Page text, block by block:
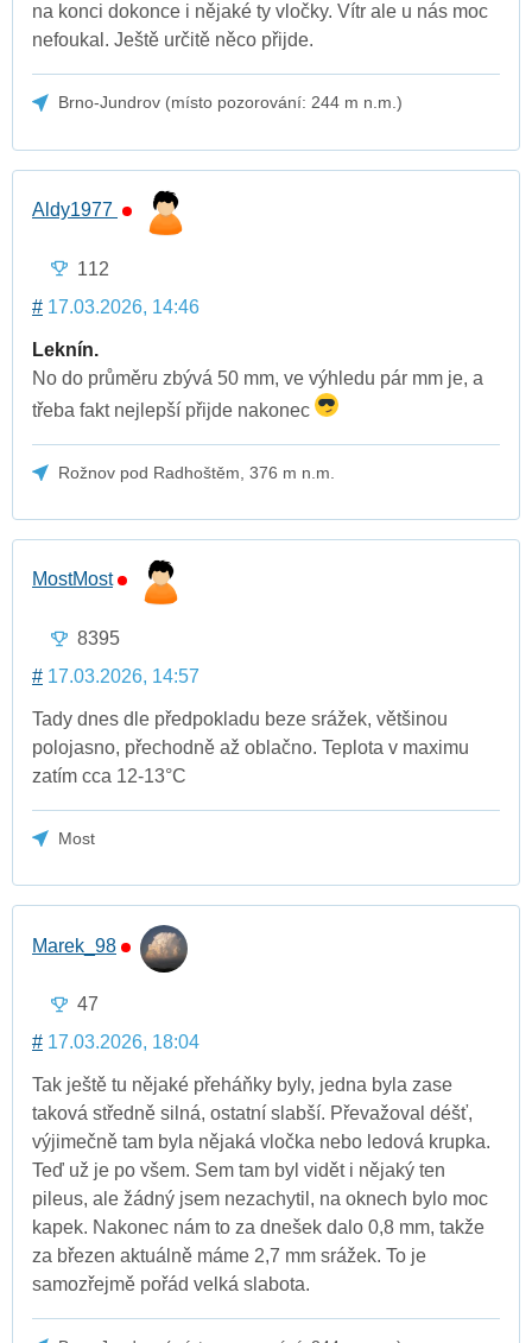
na konci dokonce i nějaké ty vločky. Vítr ale u nás moc
nefoukal. Ještě určitě něco přijde.
Brno-Jundrov (místo pozorování: 244 m n.m.)
Aldy1977
112
# 17.03.2026, 14:46
Leknín.
No do průměru zbývá 50 mm, ve výhledu pár mm je, a
třeba fakt nejlepší přijde nakonec
Rožnov pod Radhoštěm, 376 m n.m.
MostMost
8395
# 17.03.2026, 14:57
Tady dnes dle předpokladu beze srážek, většinou
polojasno, přechodně až oblačno. Teplota v maximu
zatím cca 12-13°C
Most
Marek_98
47
# 17.03.2026, 18:04
Tak ještě tu nějaké přeháňky byly, jedna byla zase
taková středně silná, ostatní slabší. Převažoval déšť,
výjimečně tam byla nějaká vločka nebo ledová krupka.
Teď už je po všem. Sem tam byl vidět i nějaký ten
pileus, ale žádný jsem nezachytil, na oknech bylo moc
kapek. Nakonec nám to za dnešek dalo 0,8 mm, takže
za březen aktuálně máme 2,7 mm srážek. To je
samozřejmě pořád velká slabota.